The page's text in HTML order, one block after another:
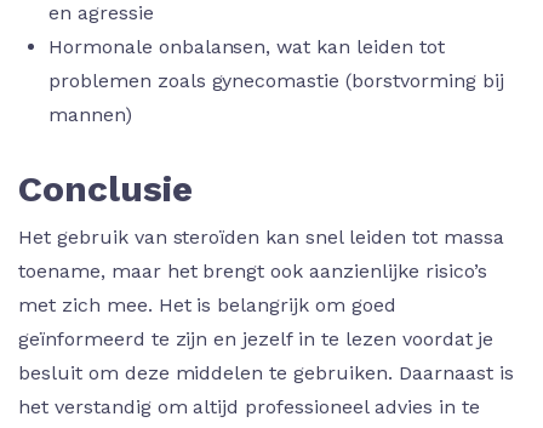
en agressie
Hormonale onbalansen, wat kan leiden tot
problemen zoals gynecomastie (borstvorming bij
mannen)
Conclusie
Het gebruik van steroïden kan snel leiden tot massa
toename, maar het brengt ook aanzienlijke risico’s
met zich mee. Het is belangrijk om goed
geïnformeerd te zijn en jezelf in te lezen voordat je
besluit om deze middelen te gebruiken. Daarnaast is
het verstandig om altijd professioneel advies in te